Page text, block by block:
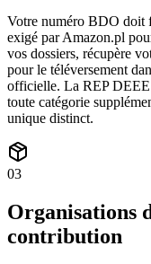
Votre numéro BDO doit
exigé par Amazon.pl
vos dossiers, récupère
pour le téléversement
officielle. La REP DEEE
toute catégorie
unique distinct.
03
Organisations
contribution